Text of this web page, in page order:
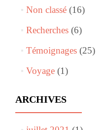
Non classé(16)
Recherches(6)
Témoignages(25)
Voyage(1)
ARCHIVES